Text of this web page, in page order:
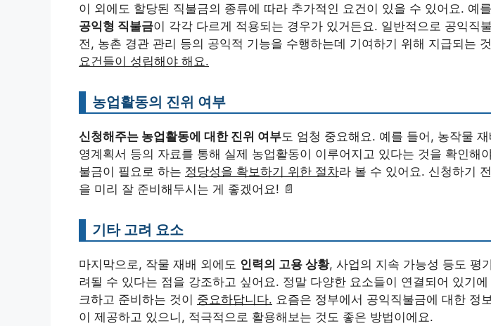
이 외에도 할당된 직불금의 종류에 따라 추가적인 요건이 있을 수 있어요. 예
공익형 직불금이 각각 다르게 적용되는 경우가 있거든요. 일반적으로 공익직
전, 농촌 경관 관리 등의 공익적 기능을 수행하는데 기여하기 위해 지급되는
요건들이 성립해야 해요.
농업활동의 진위 여부
신청해주는 농업활동에 대한 진위 여부도 엄청 중요해요. 예를 들어, 농작물
영계획서 등의 자료를 통해 실제 농업활동이 이루어지고 있다는 것을 확인해
불금이 필요로 하는 정당성을 확보하기 위한 절차라 볼 수 있어요. 신청하기
을 미리 잘 준비해두시는 게 좋겠어요! 📄
기타 고려 요소
마지막으로, 작물 재배 외에도 인력의 고용 상황, 사업의 지속 가능성 등도 평
려될 수 있다는 점을 강조하고 싶어요. 정말 다양한 요소들이 연결되어 있기
크하고 준비하는 것이 중요하답니다. 요즘은 정부에서 공익직불금에 대한 정
이 제공하고 있으니, 적극적으로 활용해보는 것도 좋은 방법이에요.